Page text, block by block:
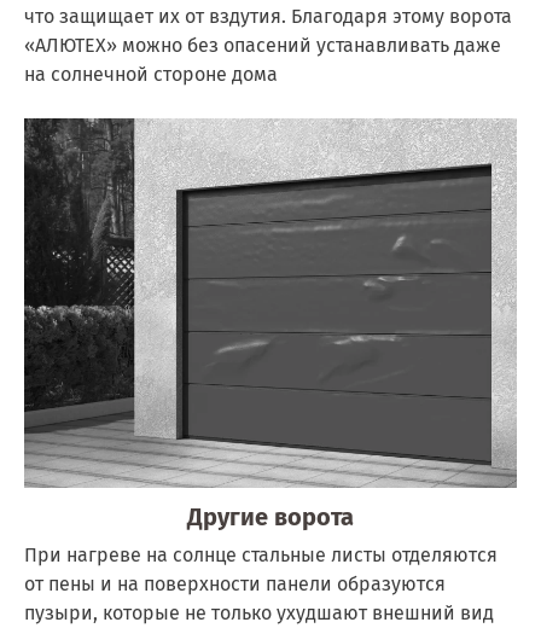
что защищает их от вздутия. Благодаря этому ворота
«АЛЮТЕХ» можно без опасений устанавливать даже
на солнечной стороне дома
Другие ворота
При нагреве на солнце стальные листы отделяются
от пены и на поверхности панели образуются
пузыри, которые не только ухудшают внешний вид